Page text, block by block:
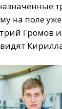
на поле
Громов и